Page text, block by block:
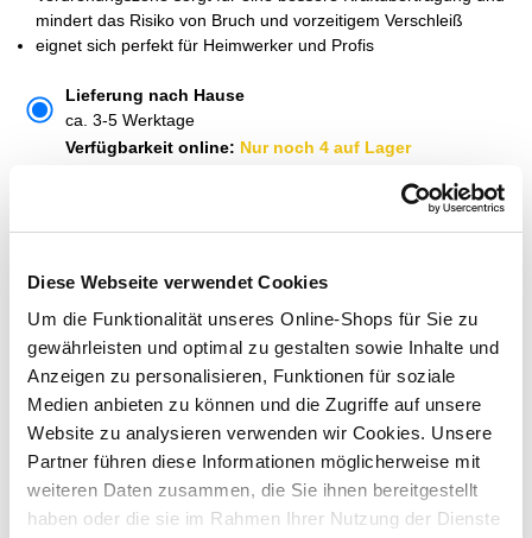
Diese Webseite verwendet Cookies
Um die Funktionalität unseres Online-Shops für Sie zu
gewährleisten und optimal zu gestalten sowie Inhalte und
Anzeigen zu personalisieren, Funktionen für soziale
Medien anbieten zu können und die Zugriffe auf unsere
Website zu analysieren verwenden wir Cookies. Unsere
Partner führen diese Informationen möglicherweise mit
weiteren Daten zusammen, die Sie ihnen bereitgestellt
haben oder die sie im Rahmen Ihrer Nutzung der Dienste
mindert das Risiko von Bruch und vorzeitigem Verschleiß
eignet sich perfekt für Heimwerker und Profis
Lieferung nach Hause
ca. 3-5 Werktage
Verfügbarkeit online: Nur noch 4 auf Lager
Um Abholung im Markt nutzen zu können, wähle zunächst
Jetzt prüfen und Markt auswählen
Menge
In den Warenkorb
Merken